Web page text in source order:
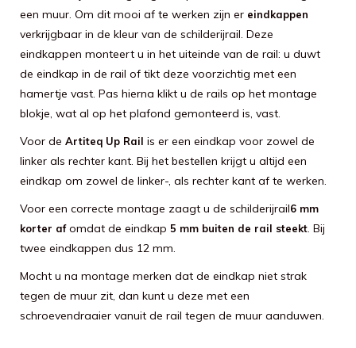
een muur. Om dit mooi af te werken zijn er eindkappen
verkrijgbaar in de kleur van de schilderijrail. Deze
eindkappen monteert u in het uiteinde van de rail: u duwt
de eindkap in de rail of tikt deze voorzichtig met een
hamertje vast. Pas hierna klikt u de rails op het montage
blokje, wat al op het plafond gemonteerd is, vast.
Voor de Artiteq Up Rail is er een eindkap voor zowel de
linker als rechter kant. Bij het bestellen krijgt u altijd een
eindkap om zowel de linker-, als rechter kant af te werken.
Voor een correcte montage zaagt u de schilderijrail6 mm
korter afomdat de eindkap 5 mm buiten de rail steekt. Bij
twee eindkappen dus 12 mm.
Mocht u na montage merken dat de eindkap niet strak
tegen de muur zit, dan kunt u deze met een
schroevendraaier vanuit de rail tegen de muur aanduwen.